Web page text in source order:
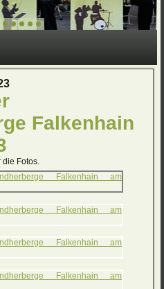
Falkenhain
die Fotos.